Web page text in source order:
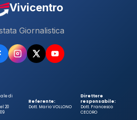
Vivicentro
Giornalistica
di
20
Referente:
Dott. Mario VOLLONO
Direttore
responsabile:
Dott. Francesco
CECORO